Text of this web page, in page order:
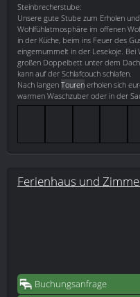
Steinbrecherstube:
Unsere gute Stube zum Erholen
Wohlfühlatmosphäre im offenen
in der Küche, beim ins Feuer des
eingemummelt in der Lesekoje.
großen Doppelbett unter dem
kann auf der Schlafcouch schlafen.
Nach langen Touren erholen sich
warmen Waschzuber oder in der
Ferienhaus und
Buchungsanfrage